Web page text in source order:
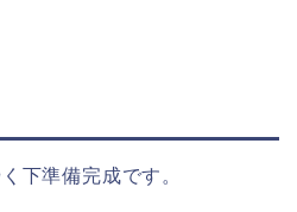
下準備完成です。